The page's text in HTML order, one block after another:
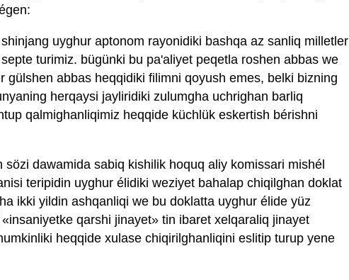
uyghur aptonom rayonidiki bashqa az sanliq milletler
turimiz. bügünki bu pa'aliyet peqetla roshen abbas we
gülshen abbas heqqidiki filimni qoyush emes, belki bizning
herqaysi jayliridiki zulumgha uchrighan barliq
qalmighanliqimiz heqqide küchlük eskertish bérishni
sözi dawamida sabiq kishilik hoquq aliy komissari mishél
teripidin uyghur élidiki weziyet bahalap chiqilghan doklat
ikki yildin ashqanliqi we bu doklatta uyghur élide yüz
qarshi jinayet» tin ibaret xelqaraliq jinayet
heqqide xulase chiqirilghanliqini eslitip turup yene